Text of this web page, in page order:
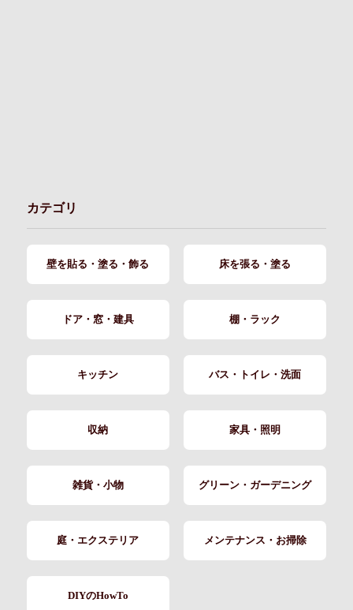
カテゴリ
壁を貼る・塗る・飾る 床を張る・塗る
ドア・窓・建具 棚・ラック
キッチン バス・トイレ・洗面
収納 家具・照明
雑貨・小物 グリーン・ガーデニング
庭・エクステリア メンテナンス・お掃除
DIYのHowTo